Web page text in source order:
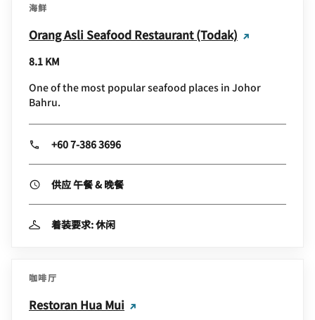
海鲜
Orang Asli Seafood Restaurant (Todak)
8.1 KM
One of the most popular seafood places in Johor
Bahru.
+60 7-386 3696
供应 午餐 & 晚餐
着装要求: 休闲
咖啡厅
Restoran Hua Mui